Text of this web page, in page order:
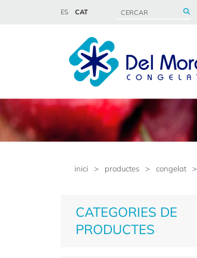
ES CAT
inici > productes > congelat >
CATEGORIES DE
PRODUCTES